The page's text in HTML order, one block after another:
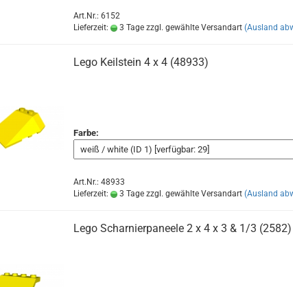
Art.Nr.: 6152
Lieferzeit:
3 Tage zzgl. gewählte Versandart (Ausland
Lego Keilstein 4 x 4 (48933)
Farbe:
Art.Nr.: 48933
Lieferzeit:
3 Tage zzgl. gewählte Versandart (Ausland
Lego Scharnierpaneele 2 x 4 x 3 & 1/3 (2582)